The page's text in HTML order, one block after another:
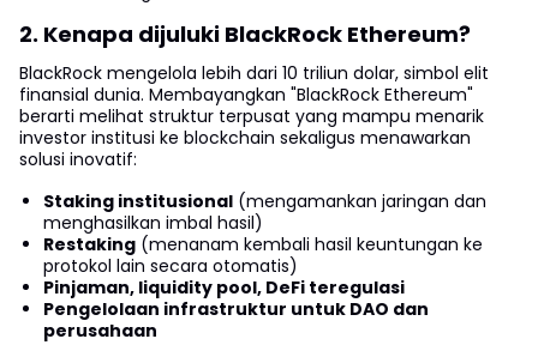
2. Kenapa dijuluki BlackRock Ethereum?
BlackRock mengelola lebih dari 10 triliun dolar, simbol elit
finansial dunia. Membayangkan "BlackRock Ethereum"
berarti melihat struktur terpusat yang mampu menarik
investor institusi ke blockchain sekaligus menawarkan
solusi inovatif:
Staking institusional (mengamankan jaringan dan
menghasilkan imbal hasil)
Restaking (menanam kembali hasil keuntungan ke
protokol lain secara otomatis)
Pinjaman, liquidity pool, DeFi teregulasi
Pengelolaan infrastruktur untuk DAO dan
perusahaan